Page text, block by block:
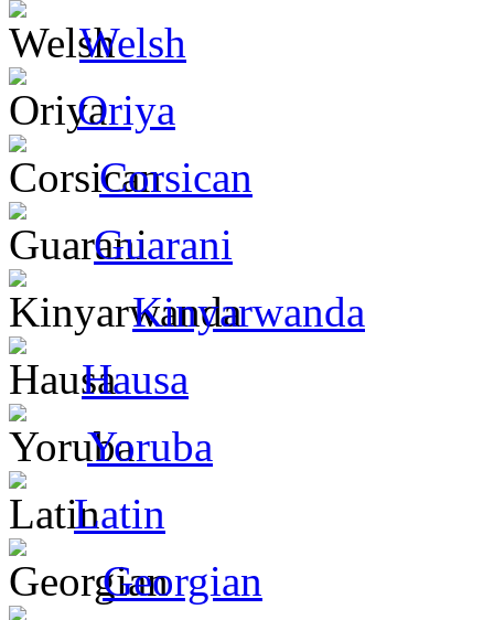
Welsh
Oriya
Corsican
Guarani
Kinyarwanda
Hausa
Yoruba
Latin
Georgian